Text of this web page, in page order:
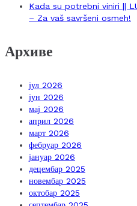
Kada su potrebni viniri ||
– Za vaš savršeni osmeh!
Архиве
јул 2026
јун 2026
мај 2026
април 2026
март 2026
фебруар 2026
јануар 2026
децембар 2025
новембар 2025
октобар 2025